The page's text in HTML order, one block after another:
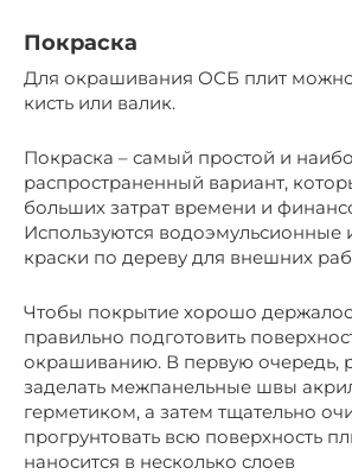
Покраска
Для окрашивания ОСБ плит можно
кисть или валик.
Покраска – самый простой и
распространенный вариант,
больших затрат времени и
Используются водоэмульсионные
краски по дереву для внешних
Чтобы покрытие хорошо
правильно подготовить
окрашиванию. В первую очередь,
заделать межпанельные швы
герметиком, а затем тщательно
прогрунтовать всю поверхность
наносится в несколько слоев